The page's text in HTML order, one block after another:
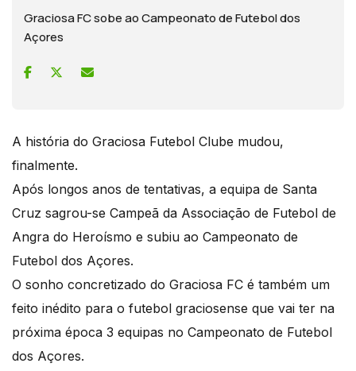
Graciosa FC sobe ao Campeonato de Futebol dos
Açores
A história do Graciosa Futebol Clube mudou,
finalmente.
Após longos anos de tentativas, a equipa de Santa
Cruz sagrou-se Campeã da Associação de Futebol de
Angra do Heroísmo e subiu ao Campeonato de
Futebol dos Açores.
O sonho concretizado do Graciosa FC é também um
feito inédito para o futebol graciosense que vai ter na
próxima época 3 equipas no Campeonato de Futebol
dos Açores.